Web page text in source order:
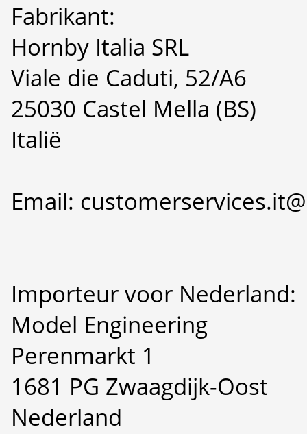
Fabrikant:
Hornby Italia SRL
Viale die Caduti, 52/A6
25030 Castel Mella (BS)
Italië
Email:
Importeur voor Nederland:
Model Engineering
Perenmarkt 1
1681 PG Zwaagdijk-Oost
Nederland